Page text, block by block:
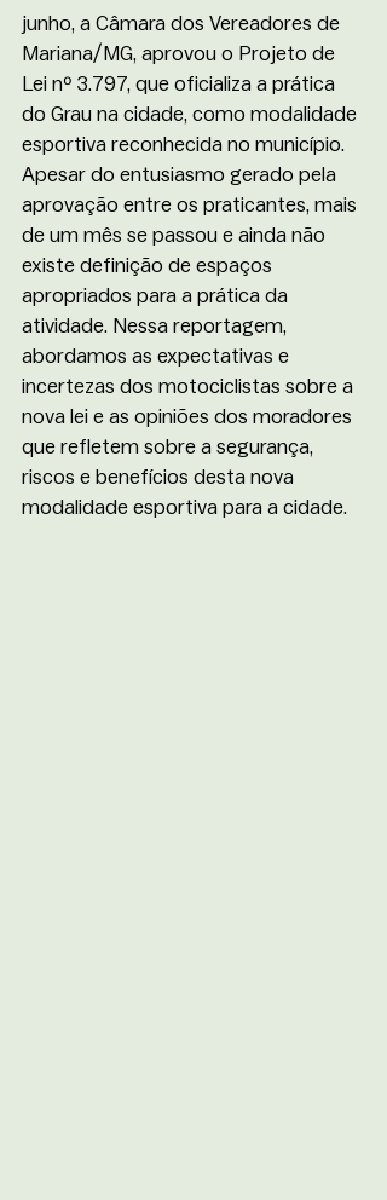
junho, a Câmara dos Vereadores de
Mariana/MG, aprovou o Projeto de
Lei nº 3.797, que oficializa a prática
do Grau na cidade, como modalidade
esportiva reconhecida no município.
Apesar do entusiasmo gerado pela
aprovação entre os praticantes, mais
de um mês se passou e ainda não
existe definição de espaços
apropriados para a prática da
atividade. Nessa reportagem,
abordamos as expectativas e
incertezas dos motociclistas sobre a
nova lei e as opiniões dos moradores
que refletem sobre a segurança,
riscos e benefícios desta nova
modalidade esportiva para a cidade.